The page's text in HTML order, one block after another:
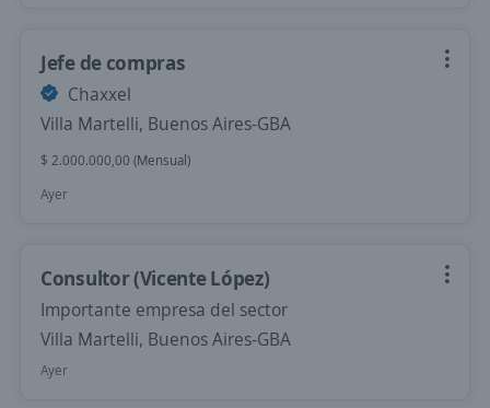
Jefe de compras
Chaxxel
Villa Martelli, Buenos Aires-GBA
$ 2.000.000,00 (Mensual)
Ayer
Consultor (Vicente López)
Importante empresa del sector
Villa Martelli, Buenos Aires-GBA
Ayer